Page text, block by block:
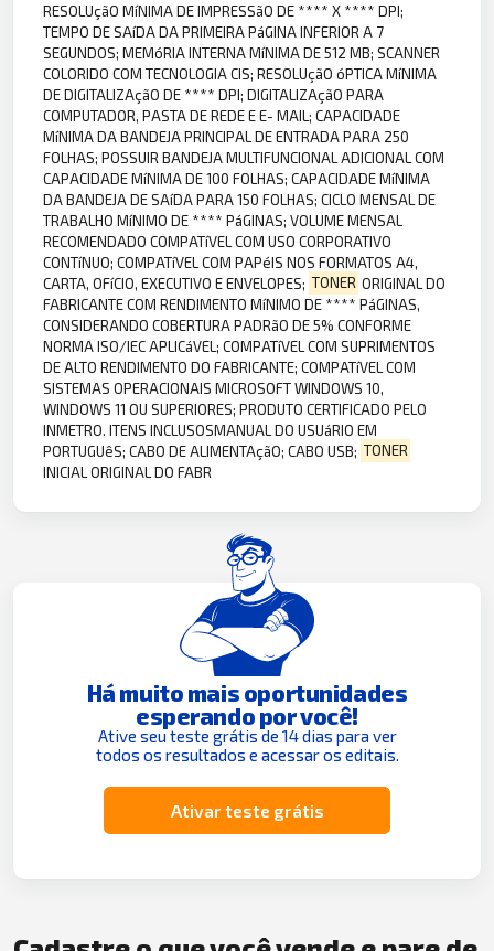
RESOLUçãO MíNIMA DE IMPRESSãO DE **** X **** DPI;
TEMPO DE SAíDA DA PRIMEIRA PáGINA INFERIOR A 7
SEGUNDOS; MEMóRIA INTERNA MíNIMA DE 512 MB; SCANNER
COLORIDO COM TECNOLOGIA CIS; RESOLUçãO óPTICA MíNIMA
DE DIGITALIZAçãO DE **** DPI; DIGITALIZAçãO PARA
COMPUTADOR, PASTA DE REDE E E- MAIL; CAPACIDADE
MíNIMA DA BANDEJA PRINCIPAL DE ENTRADA PARA 250
FOLHAS; POSSUIR BANDEJA MULTIFUNCIONAL ADICIONAL COM
CAPACIDADE MíNIMA DE 100 FOLHAS; CAPACIDADE MíNIMA
DA BANDEJA DE SAíDA PARA 150 FOLHAS; CICLO MENSAL DE
TRABALHO MíNIMO DE **** PáGINAS; VOLUME MENSAL
RECOMENDADO COMPATíVEL COM USO CORPORATIVO
CONTíNUO; COMPATíVEL COM PAPéIS NOS FORMATOS A4,
CARTA, OFíCIO, EXECUTIVO E ENVELOPES; TONER ORIGINAL DO
FABRICANTE COM RENDIMENTO MíNIMO DE **** PáGINAS,
CONSIDERANDO COBERTURA PADRãO DE 5% CONFORME
NORMA ISO/IEC APLICáVEL; COMPATíVEL COM SUPRIMENTOS
DE ALTO RENDIMENTO DO FABRICANTE; COMPATíVEL COM
SISTEMAS OPERACIONAIS MICROSOFT WINDOWS 10,
WINDOWS 11 OU SUPERIORES; PRODUTO CERTIFICADO PELO
INMETRO. ITENS INCLUSOSMANUAL DO USUáRIO EM
PORTUGUêS; CABO DE ALIMENTAçãO; CABO USB; TONER
INICIAL ORIGINAL DO FABR
Há muito mais oportunidades
esperando por você!
Ative seu teste grátis de 14 dias para ver
todos os resultados e acessar os editais.
Ativar teste grátis